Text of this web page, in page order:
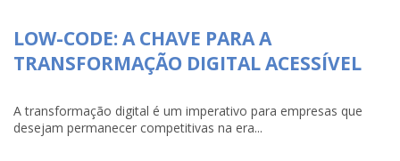
LOW-CODE: A CHAVE PARA A
TRANSFORMAÇÃO DIGITAL ACESSÍVEL
A transformação digital é um imperativo para empresas que
desejam permanecer competitivas na era...